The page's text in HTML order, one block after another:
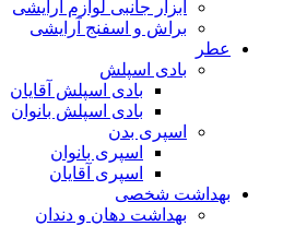
ابزار جانبی لوازم آرایشی
براش و اسفنج آرایشی
عطر
بادی اسپلش
بادی اسپلش آقایان
بادی اسپلش بانوان
اسپری بدن
اسپری بانوان
اسپری آقایان
بهداشت شخصی
بهداشت دهان و دندان